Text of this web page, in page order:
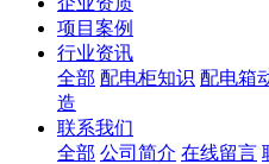
项目案例
行业资讯
全部 配电柜知识 配电箱
造
联系我们
全部 公司简介 在线留言